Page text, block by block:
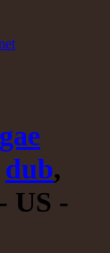
dub,
US -